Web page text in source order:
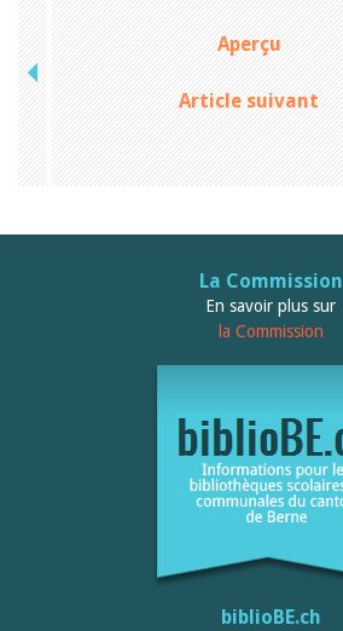
Aperçu
Article suivant
La Commission
En savoir plus sur
la Commission
biblioBE.ch